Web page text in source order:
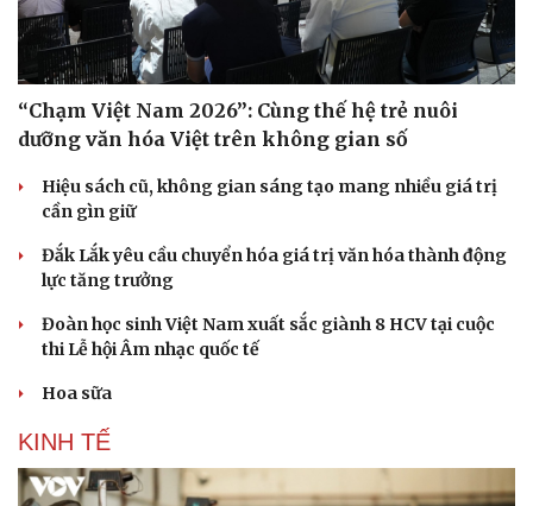
Doanh nghiệp
Thông tin doanh nghiệp
Doanh nhân
Vì cộng đồng
Công nghệ
Sành điệu
Trải nghiệm
“Chạm Việt Nam 2026”: Cùng thế hệ trẻ nuôi
dưỡng văn hóa Việt trên không gian số
Hiệu sách cũ, không gian sáng tạo mang nhiều giá trị
cần gìn giữ
Đắk Lắk yêu cầu chuyển hóa giá trị văn hóa thành động
lực tăng trưởng
Đoàn học sinh Việt Nam xuất sắc giành 8 HCV tại cuộc
thi Lễ hội Âm nhạc quốc tế
Hoa sữa
KINH TẾ